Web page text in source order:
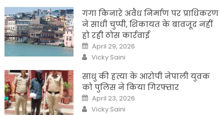
गंगा किनारे अवैध निर्माण पर प्राधिकरण
ने साधी चुप्पी, शिकायत के बावजूद नहीं
हो रही ठोस कार्रवाई
Posted
on
April 29, 2026
Author
Vicky Saini
साधु की हत्या के आरोपी नेपाली युवक
को पुलिस ने किया गिरफ्तार
Posted
on
April 23, 2026
Author
Vicky Saini